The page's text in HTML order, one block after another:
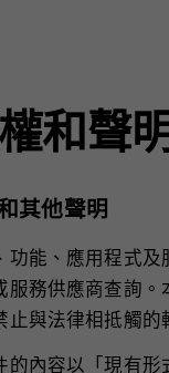
和聲
其他聲明
功能、應用程式
服務供應商查詢
止與法律相抵觸的
的內容以「現有